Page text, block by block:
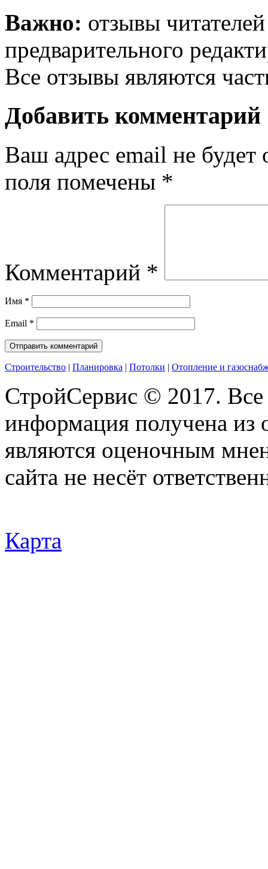
Важно: отзывы
предварительного
Все отзывы являются
Добавить комментарий
Ваш адрес email не будет
поля помечены *
Комментарий *
Имя *
Email *
Строительство | Планировка | Потолки | Отопление и
СтройСервис © 2017.
информация получена из
являются оценочным
сайта не несёт
Карта